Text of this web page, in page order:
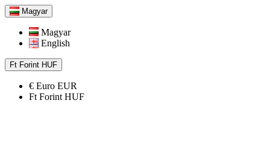
Magyar
Magyar
English
Ft Forint HUF
€ Euro EUR
Ft Forint HUF